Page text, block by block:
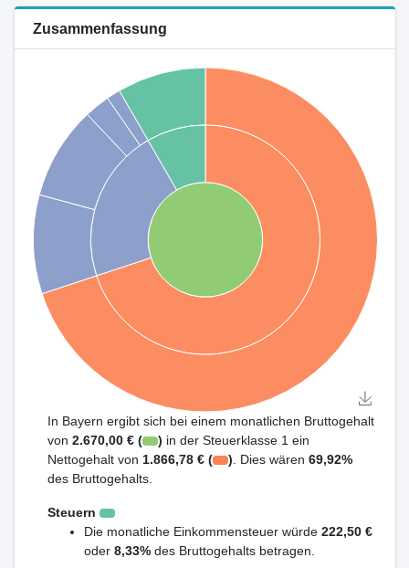
Zusammenfassung
In Bayern ergibt sich bei einem monatlichen Bruttogehalt
von 2.670,00 € ( ) in der Steuerklasse 1 ein
Nettogehalt von 1.866,78 € ( ) . Dies wären69,92%
des Bruttogehalts.
Steuern
Die monatliche Einkommensteuer würde 222,50 €
oder 8,33% des Bruttogehalts betragen.